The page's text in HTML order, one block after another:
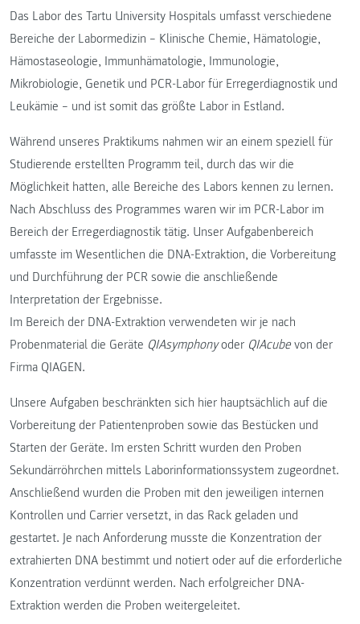
Das Labor des Tartu University Hospitals umfasst verschiedene
Bereiche der Labormedizin – Klinische Chemie, Hämatologie,
Hämostaseologie, Immunhämatologie, Immunologie,
Mikrobiologie, Genetik und PCR-Labor für Erregerdiagnostik und
Leukämie – und ist somit das größte Labor in Estland.
Während unseres Praktikums nahmen wir an einem speziell für
Studierende erstellten Programm teil, durch das wir die
Möglichkeit hatten, alle Bereiche des Labors kennen zu lernen.
Nach Abschluss des Programmes waren wir im PCR-Labor im
Bereich der Erregerdiagnostik tätig. Unser Aufgabenbereich
umfasste im Wesentlichen die DNA-Extraktion, die Vorbereitung
und Durchführung der PCR sowie die anschließende
Interpretation der Ergebnisse.
Im Bereich der DNA-Extraktion verwendeten wir je nach
Probenmaterial die Geräte QIAsymphonyoder QIAcube von der
Firma QIAGEN.
Unsere Aufgaben beschränkten sich hier hauptsächlich auf die
Vorbereitung der Patientenproben sowie das Bestücken und
Starten der Geräte. Im ersten Schritt wurden den Proben
Sekundärröhrchen mittels Laborinformationssystem zugeordnet.
Anschließend wurden die Proben mit den jeweiligen internen
Kontrollen und Carrier versetzt, in das Rack geladen und
gestartet. Je nach Anforderung musste die Konzentration der
extrahierten DNA bestimmt und notiert oder auf die erforderliche
Konzentration verdünnt werden. Nach erfolgreicher DNA-
Extraktion werden die Proben weitergeleitet.